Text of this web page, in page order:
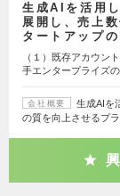
生成AIを活用
展開し、売上
タートアップ
（１）既存アカウン
手エンタープライズ
会社概要
生成AIを
の質を向上させるプ